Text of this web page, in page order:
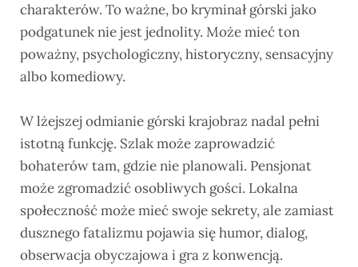
charakterów. To ważne, bo kryminał górski jako
podgatunek nie jest jednolity. Może mieć ton
poważny, psychologiczny, historyczny, sensacyjny
albo komediowy.
W lżejszej odmianie górski krajobraz nadal pełni
istotną funkcję. Szlak może zaprowadzić
bohaterów tam, gdzie nie planowali. Pensjonat
może zgromadzić osobliwych gości. Lokalna
społeczność może mieć swoje sekrety, ale zamiast
dusznego fatalizmu pojawia się humor, dialog,
obserwacja obyczajowa i gra z konwencją.